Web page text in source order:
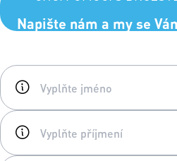
Napište nám a my se